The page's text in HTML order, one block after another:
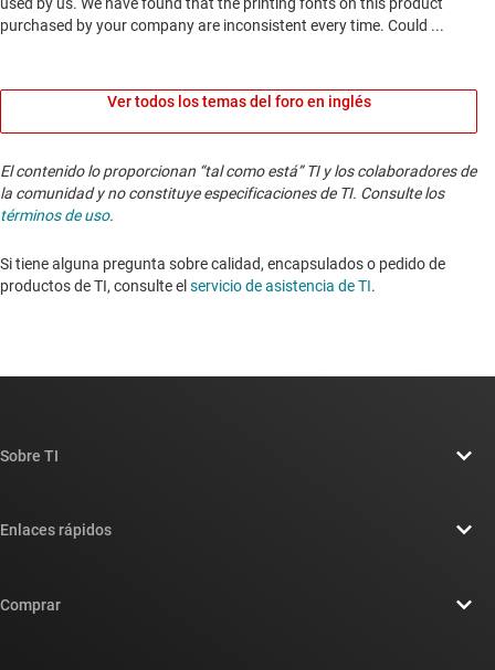
Ver todos los temas del foro en inglés
El contenido lo proporcionan “tal como está” TI y los colaboradores de
la comunidad y no constituye especificaciones de TI. Consulte los
términos de uso.
Si tiene alguna pregunta sobre calidad, encapsulados o pedido de
productos de TI, consulte el servicio de asistencia de TI. ​​​​​​​​​​​​​​
Sobre TI
Sala de redacción
Enlaces rápidos
Comprar